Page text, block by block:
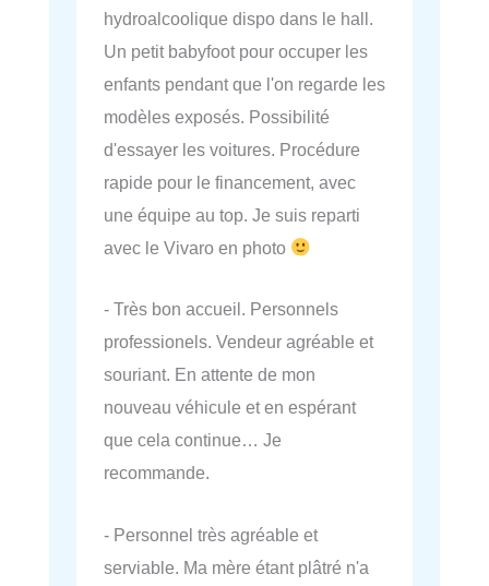
hydroalcoolique dispo dans le hall.
Un petit babyfoot pour occuper les
enfants pendant que l'on regarde les
modèles exposés. Possibilité
d'essayer les voitures. Procédure
rapide pour le financement, avec
une équipe au top. Je suis reparti
avec le Vivaro en photo
- Très bon accueil. Personnels
professionels. Vendeur agréable et
souriant. En attente de mon
nouveau véhicule et en espérant
que cela continue… Je
recommande.
- Personnel très agréable et
serviable. Ma mère étant plâtré n'a